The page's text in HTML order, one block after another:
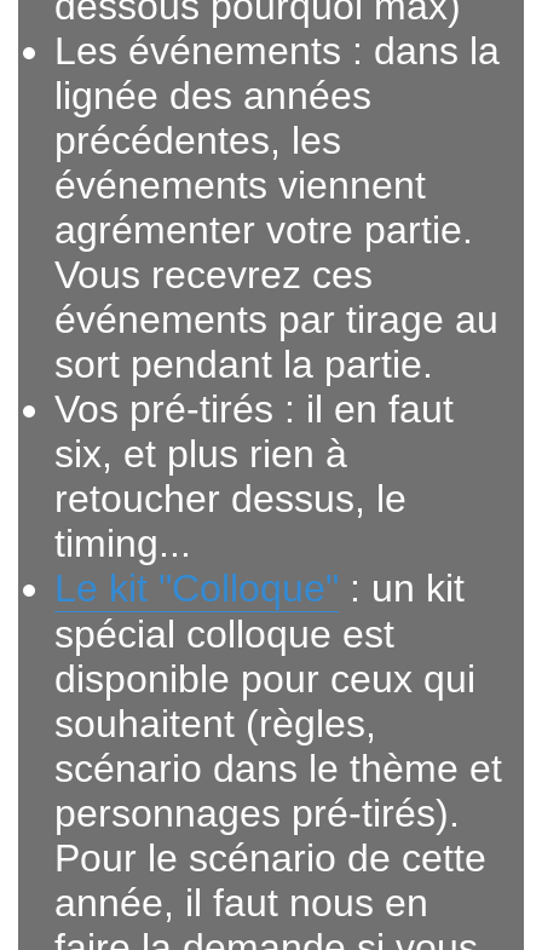
Les événements : dans la
lignée des années
précédentes, les
événements viennent
agrémenter votre partie.
Vous recevrez ces
événements par tirage au
sort pendant la partie.
Vos pré-tirés : il en faut
six, et plus rien à
retoucher dessus, le
timing...
Le kit "Colloque" : un kit
spécial colloque est
disponible pour ceux qui
souhaitent (règles,
scénario dans le thème et
personnages pré-tirés).
Pour le scénario de cette
année, il faut nous en